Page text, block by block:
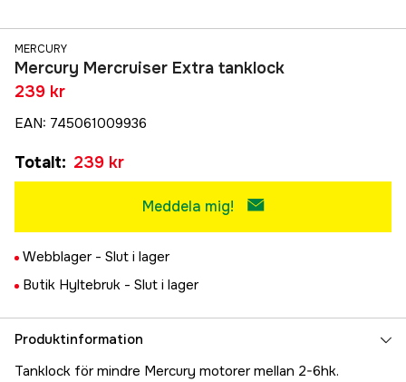
MERCURY
Mercury Mercruiser Extra tanklock
239 kr
EAN: 745061009936
Totalt: 239 kr
Meddela mig!
Webblager - Slut i lager
Butik Hyltebruk - Slut i lager
Produktinformation
Tanklock för mindre Mercury motorer mellan 2-6hk.